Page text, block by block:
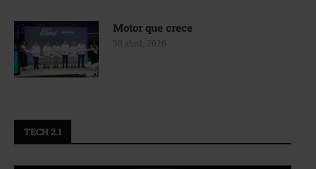
Motor que crece
30 abril, 2026
TECH 2.1